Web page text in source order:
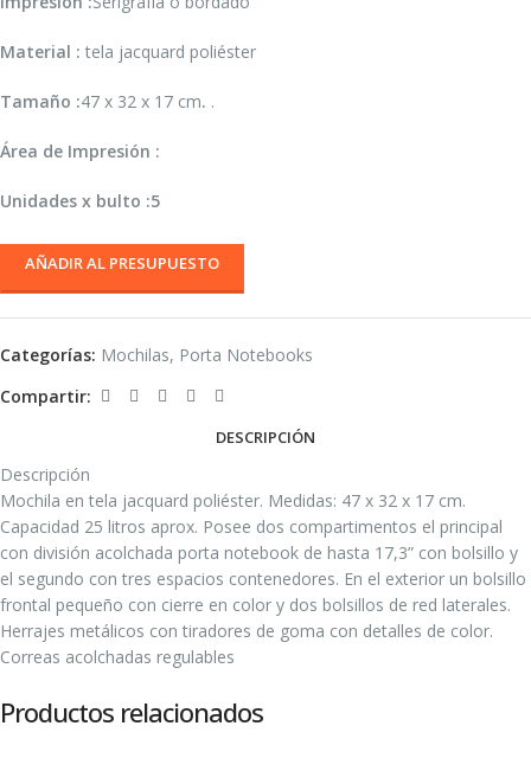
Material : tela jacquard poliéster
Tamaño :47 x 32 x 17 cm. .
Área de Impresión :
Unidades x bulto :5
AÑADIR AL PRESUPUESTO
Categorías: Mochilas, Porta Notebooks
Compartir:
DESCRIPCIÓN
Descripción
Mochila en tela jacquard poliéster. Medidas: 47 x 32 x 17 cm.
Capacidad 25 litros aprox. Posee dos compartimentos el principal
con división acolchada porta notebook de hasta 17,3” con bolsillo y
el segundo con tres espacios contenedores. En el exterior un bolsillo
frontal pequeño con cierre en color y dos bolsillos de red laterales.
Herrajes metálicos con tiradores de goma con detalles de color.
Correas acolchadas regulables
Productos relacionados